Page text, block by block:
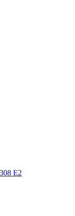
Е2